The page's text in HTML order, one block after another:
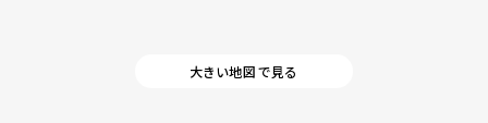
大きい地図で見る